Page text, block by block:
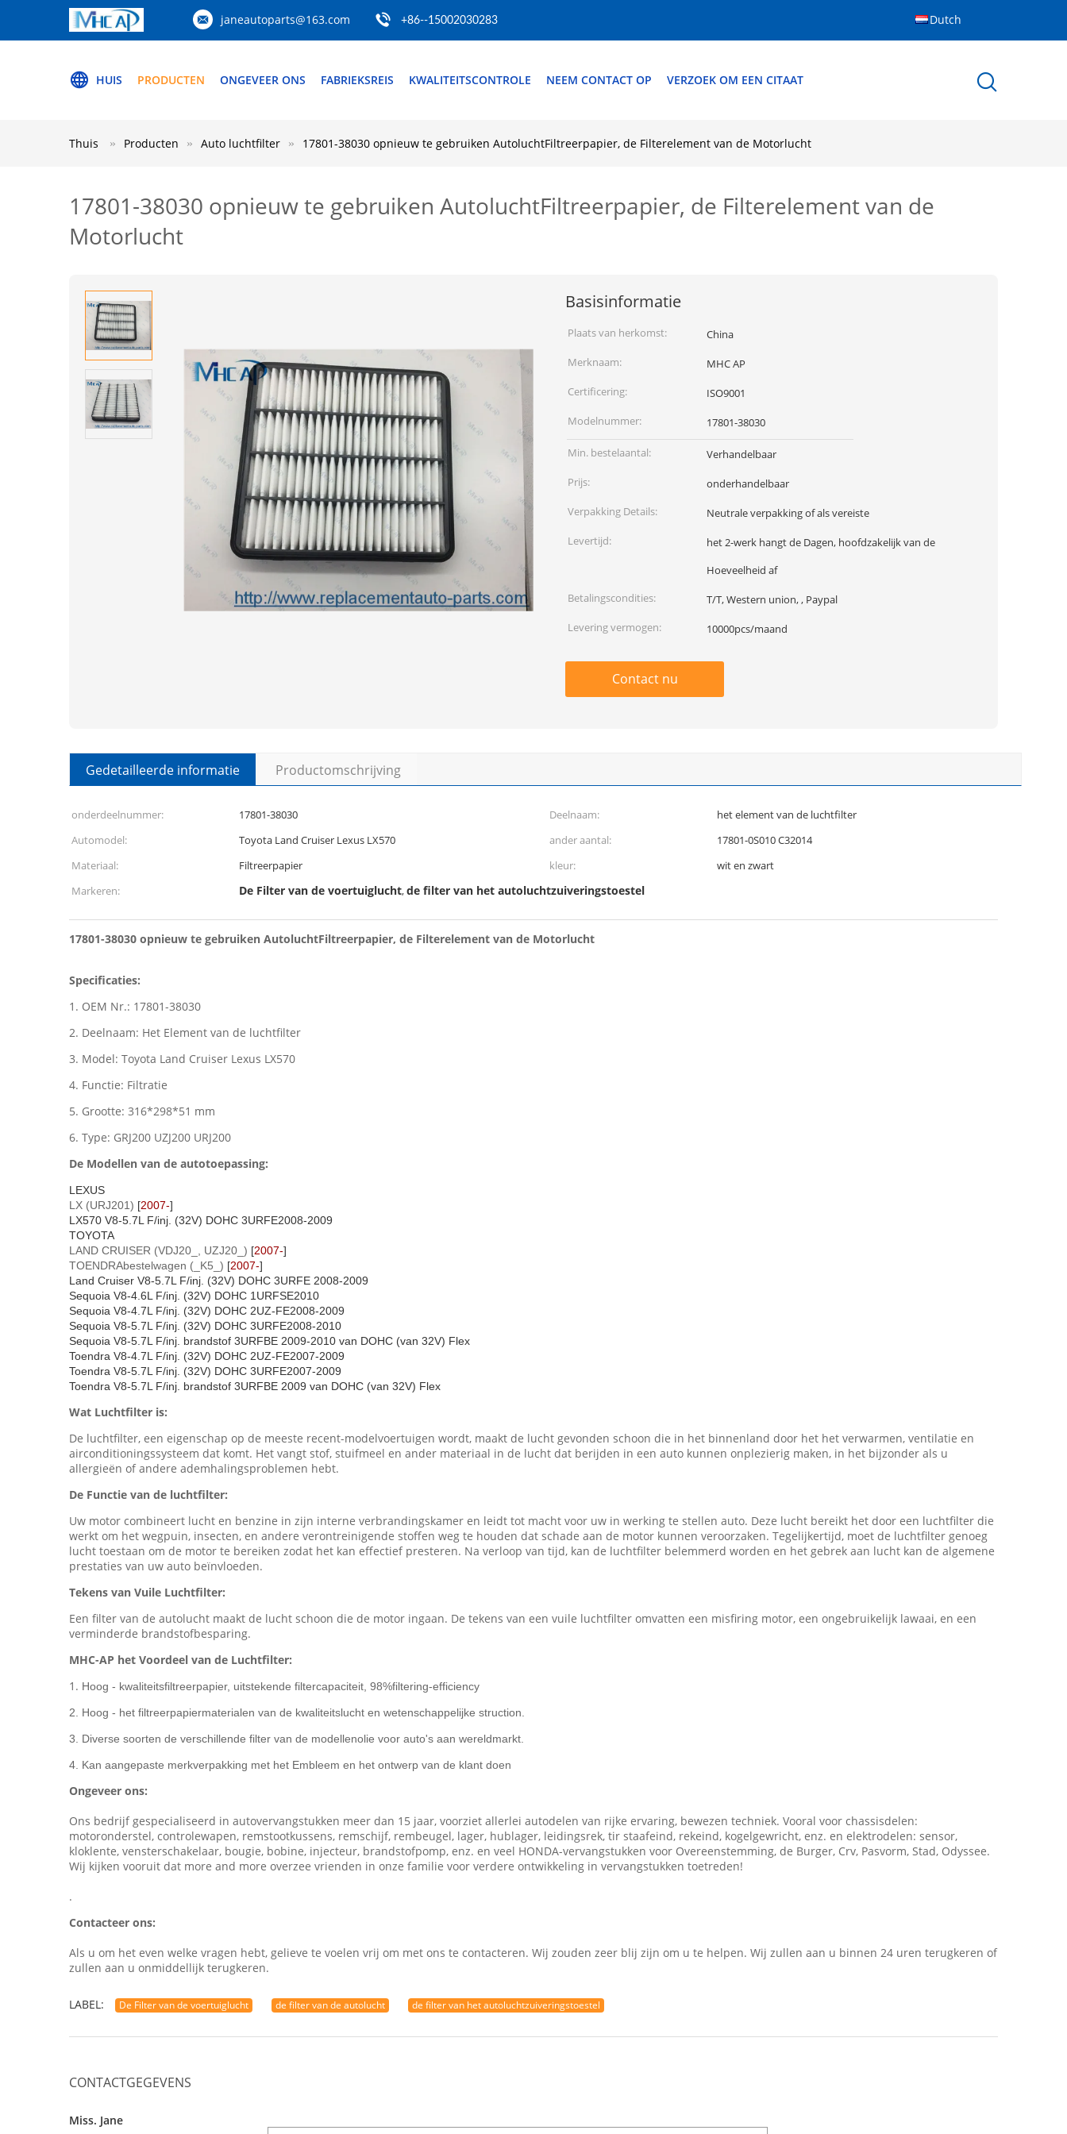
janeautoparts@163.com +86--15002030283 Dutch
HUIS PRODUCTEN ONGEVEER ONS FABRIEKSREIS KWALITEITSCONTROLE NEEM CONTACT OP VERZOEK OM EEN CITAAT
Thuis Producten Auto luchtfilter 17801-38030 opnieuw te gebruiken AutoluchtFiltreerpapier, de Filterelement van de Motorlucht
17801-38030 opnieuw te gebruiken AutoluchtFiltreerpapier, de Filterelement van de
Motorlucht
Basisinformatie
Plaats van herkomst:
China
Merknaam:
MHC AP
Certificering:
ISO9001
Modelnummer:
17801-38030
Min. bestelaantal:
Verhandelbaar
Prijs:
onderhandelbaar
Verpakking Details:
Neutrale verpakking of als vereiste
Levertijd:
het 2-werk hangt de Dagen, hoofdzakelijk van de
Hoeveelheid af
Betalingscondities:
T/T, Western union, , Paypal
Levering vermogen:
10000pcs/maand
Contact nu
Gedetailleerde informatie Productomschrijving
onderdeelnummer: 17801-38030 Deelnaam:
het element van de luchtfilter
Automodel:
Toyota Land Cruiser Lexus LX570 ander aantal:
17801-0S010 C32014
Materiaal:
Filtreerpapier kleur:
wit en zwart
Markeren:
De Filter van de voertuiglucht,de filter van het autoluchtzuiveringstoestel
17801-38030 opnieuw te gebruiken AutoluchtFiltreerpapier, de Filterelement van de Motorlucht
Specificaties:
1. OEM Nr.: 17801-38030
2. Deelnaam: Het Element van de luchtfilter
3. Model: Toyota Land Cruiser Lexus LX570
4. Functie: Filtratie
5. Grootte: 316*298*51 mm
6. Type: GRJ200 UZJ200 URJ200
De Modellen van de autotoepassing:
LEXUS
LX (URJ201) [2007-]
LX570 V8-5.7L F/inj. (32V) DOHC 3URFE2008-2009
TOYOTA
LAND CRUISER (VDJ20_, UZJ20_) [2007-]
TOENDRAbestelwagen (_K5_) [2007-]
Land Cruiser V8-5.7L F/inj. (32V) DOHC 3URFE 2008-2009
Sequoia V8-4.6L F/inj. (32V) DOHC 1URFSE2010
Sequoia V8-4.7L F/inj. (32V) DOHC 2UZ-FE2008-2009
Sequoia V8-5.7L F/inj. (32V) DOHC 3URFE2008-2010
Sequoia V8-5.7L F/inj. brandstof 3URFBE 2009-2010 van DOHC (van 32V) Flex
Toendra V8-4.7L F/inj. (32V) DOHC 2UZ-FE2007-2009
Toendra V8-5.7L F/inj. (32V) DOHC 3URFE2007-2009
Toendra V8-5.7L F/inj. brandstof 3URFBE 2009 van DOHC (van 32V) Flex
Wat Luchtfilter is:
De luchtfilter, een eigenschap op de meeste recent-modelvoertuigen wordt, maakt de lucht gevonden schoon die in het binnenland door het het verwarmen, ventilatie en
airconditioningssysteem dat komt. Het vangt stof, stuifmeel en ander materiaal in de lucht dat berijden in een auto kunnen onplezierig maken, in het bijzonder als u
allergieën of andere ademhalingsproblemen hebt.
De Functie van de luchtfilter:
Uw motor combineert lucht en benzine in zijn interne verbrandingskamer en leidt tot macht voor uw in werking te stellen auto. Deze lucht bereikt het door een luchtfilter die
werkt om het wegpuin, insecten, en andere verontreinigende stoffen weg te houden dat schade aan de motor kunnen veroorzaken. Tegelijkertijd, moet de luchtfilter genoeg
lucht toestaan om de motor te bereiken zodat het kan effectief presteren. Na verloop van tijd, kan de luchtfilter belemmerd worden en het gebrek aan lucht kan de algemene
prestaties van uw auto beïnvloeden.
Tekens van Vuile Luchtfilter:
Een filter van de autolucht maakt de lucht schoon die de motor ingaan. De tekens van een vuile luchtfilter omvatten een misfiring motor, een ongebruikelijk lawaai, en een
verminderde brandstofbesparing.
MHC-AP het Voordeel van de Luchtfilter:
1. Hoog - kwaliteitsfiltreerpapier, uitstekende filtercapaciteit, 98%filtering-efficiency
2. Hoog - het filtreerpapiermaterialen van de kwaliteitslucht en wetenschappelijke struction.
3. Diverse soorten de verschillende filter van de modellenolie voor auto's aan wereldmarkt.
4. Kan aangepaste merkverpakking met het Embleem en het ontwerp van de klant doen
Ongeveer ons:
Ons bedrijf gespecialiseerd in autovervangstukken meer dan 15 jaar, voorziet allerlei autodelen van rijke ervaring, bewezen techniek. Vooral voor chassisdelen:
motoronderstel, controlewapen, remstootkussens, remschijf, rembeugel, lager, hublager, leidingsrek, tir staafeind, rekeind, kogelgewricht, enz. en elektrodelen: sensor,
kloklente, vensterschakelaar, bougie, bobine, injecteur, brandstofpomp, enz. en veel HONDA-vervangstukken voor Overeenstemming, de Burger, Crv, Pasvorm, Stad, Odyssee.
Wij kijken vooruit dat more and more overzee vrienden in onze familie voor verdere ontwikkeling in vervangstukken toetreden!
.
Contacteer ons:
Als u om het even welke vragen hebt, gelieve te voelen vrij om met ons te contacteren. Wij zouden zeer blij zijn om u te helpen. Wij zullen aan u binnen 24 uren terugkeren of
zullen aan u onmiddellijk terugkeren.
LABEL: De Filter van de voertuiglucht de filter van de autolucht de filter van het autoluchtzuiveringstoestel
CONTACTGEGEVENS
Miss. Jane